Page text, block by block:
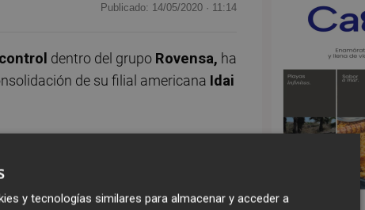
Publicado: 14/05/2020 · 11:14
dentro del grupo Rovensa, ha
de su filial americana Idai
sinérgico con los
el control de los principales
y tecnologías similares para almacenar y acceder a